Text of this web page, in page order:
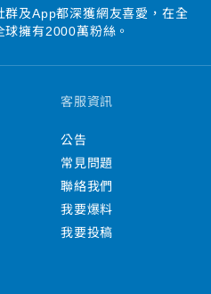
及App都深獲網友喜愛，在全
擁有2000萬粉絲。
客服資訊
公告
常見問題
聯絡我們
我要爆料
我要投稿